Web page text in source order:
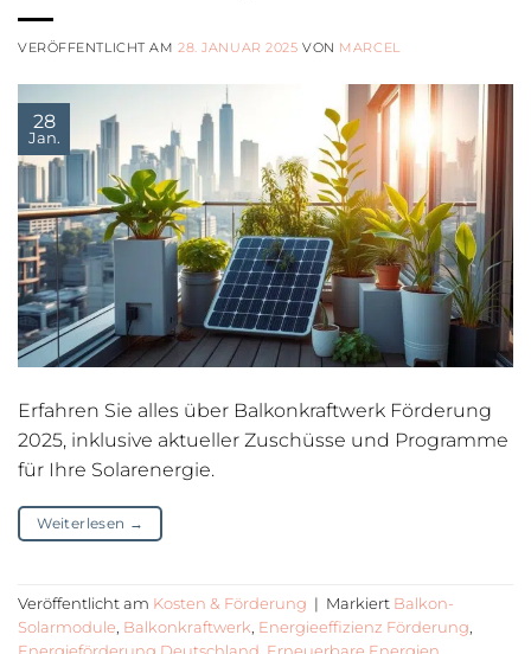
VERÖFFENTLICHT AM28. JANUAR 2025 VON MARCEL
28
Jan.
Erfahren Sie alles über Balkonkraftwerk Förderung
2025, inklusive aktueller Zuschüsse und Programme
für Ihre Solarenergie.
Weiterlesen →
Veröffentlicht am Kosten & Förderung | Markiert Balkon-
Solarmodule Balkonkraftwerk Energieeffizienz Förderung